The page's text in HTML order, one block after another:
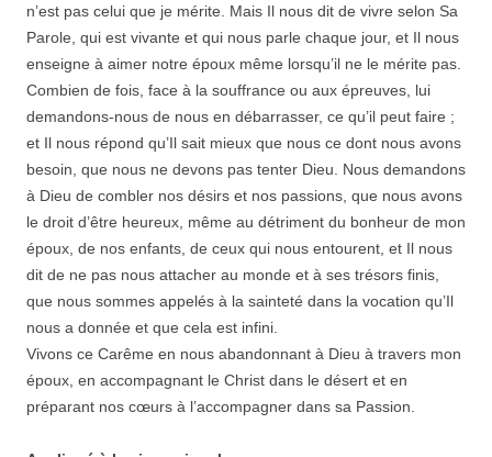
n’est pas celui que je mérite. Mais Il nous dit de vivre selon Sa
Parole, qui est vivante et qui nous parle chaque jour, et Il nous
enseigne à aimer notre époux même lorsqu’il ne le mérite pas.
Combien de fois, face à la souffrance ou aux épreuves, lui
demandons-nous de nous en débarrasser, ce qu’il peut faire ;
et Il nous répond qu’Il sait mieux que nous ce dont nous avons
besoin, que nous ne devons pas tenter Dieu. Nous demandons
à Dieu de combler nos désirs et nos passions, que nous avons
le droit d’être heureux, même au détriment du bonheur de mon
époux, de nos enfants, de ceux qui nous entourent, et Il nous
dit de ne pas nous attacher au monde et à ses trésors finis,
que nous sommes appelés à la sainteté dans la vocation qu’Il
nous a donnée et que cela est infini.
Vivons ce Carême en nous abandonnant à Dieu à travers mon
époux, en accompagnant le Christ dans le désert et en
préparant nos cœurs à l’accompagner dans sa Passion.